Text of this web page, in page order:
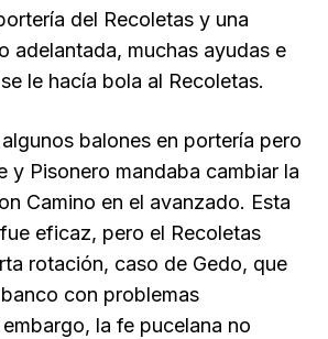
del Recoletas y una
adelantada, muchas ayudas e
le hacía bola al Recoletas.
balones en portería pero
y Pisonero mandaba cambiar la
Camino en el avanzado. Esta
eficaz, pero el Recoletas
rotación, caso de Gedo, que
con problemas
la fe pucelana no